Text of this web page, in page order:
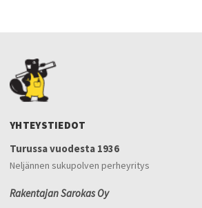
YHTEYSTIEDOT
Turussa vuodesta 1936
Neljännen sukupolven perheyritys
Rakentajan Sarokas Oy